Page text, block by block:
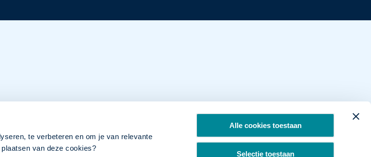
te verbeteren en om je van relevante
van deze cookies?
Alle cookies toestaan
Selectie toestaan